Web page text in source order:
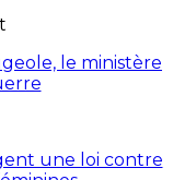
le ministère
une loi contre